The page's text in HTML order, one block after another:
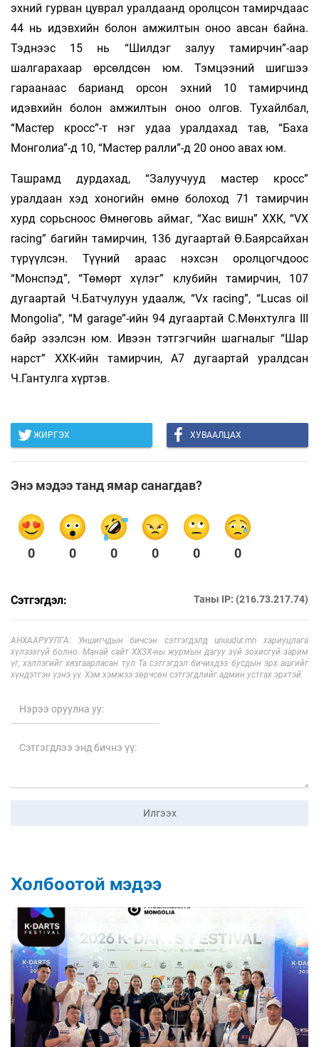
эхний гурван цуврал уралдаанд оролцсон тамирчдаас
44 нь идэвхийн болон амжилтын оноо авсан байна.
Тэднээс 15 нь “Шилдэг залуу тамирчин”-аар
шалгарахаар өрсөлдсөн юм. Тэмцээний шигшээ
гараанаас барианд орсон эхний 10 тамирчинд
идэвхийн болон амжилтын оноо олгов. Тухайлбал,
“Мастер кросс”-т нэг удаа уралдахад тав, “Баха
Монголиа”-д 10, “Мастер ралли”-д 20 оноо авах юм.
Ташрамд дурдахад, “Залуучууд мастер кросс”
уралдаан хэд хоногийн өмнө болоход 71 тамирчин
хурд сорьсноос Өмнөговь аймаг, “Хас вишн” ХХК, “VX
racing” багийн тамирчин, 136 дугаартай Ө.Баярсайхан
түрүүлсэн. Түүний араас нэхсэн оролцогчдоос
“Монспэд”, “Төмөрт хүлэг” клубийн тамирчин, 107
дугаартай Ч.Батчулуун удаалж, “Vx racing”, “Lucas oil
Mongolia”, “M garage”-ийн 94 дугаартай С.Мөнхтулга III
байр эзэлсэн юм. Ивээн тэтгэгчийн шагналыг “Шар
нарст” ХХК-ийн тамирчин, А7 дугаартай уралдсан
Ч.Гантулга хүртэв.
ЖИРГЭХ ХУВААЛЦАХ
Энэ мэдээ танд ямар санагдав?
0 0 0 0 0 0
Сэтгэгдэл: Таны IP: (216.73.217.74)
АНХААРУУЛГА: Уншигчдын бичсэн сэтгэгдэлд unuudur.mn хариуцлага
хүлээхгүй болно. Манай сайт ХХЗХ-ны журмын дагуу зүй зохисгүй зарим
үг, хэллэгийг хязгаарласан тул Та сэтгэгдэл бичихдээ бусдын эрх ашгийг
хүндэтгэн үзнэ үү. Хэм хэмжээ зөрчсөн сэтгэгдлийг админ устгах эрхтэй.
Илгээх
Холбоотой мэдээ